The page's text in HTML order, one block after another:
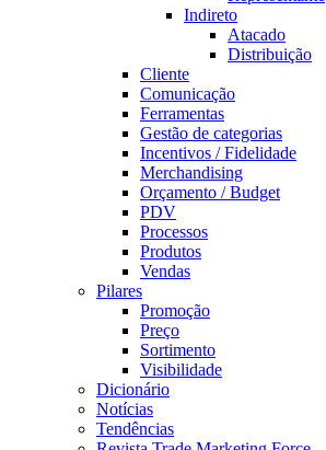
Indireto
Atacado
Distribuição
Cliente
Comunicação
Ferramentas
Gestão de categorias
Incentivos / Fidelidade
Merchandising
Orçamento / Budget
PDV
Processos
Produtos
Vendas
Pilares
Promoção
Preço
Sortimento
Visibilidade
Dicionário
Notícias
Tendências